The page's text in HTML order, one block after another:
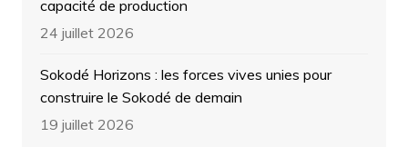
capacité de production
24 juillet 2026
Sokodé Horizons : les forces vives unies pour
construire le Sokodé de demain
19 juillet 2026